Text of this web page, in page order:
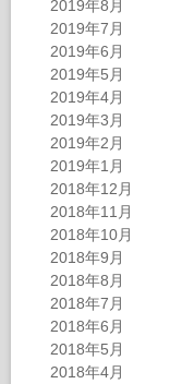
2019年8月
2019年7月
2019年6月
2019年5月
2019年4月
2019年3月
2019年2月
2019年1月
2018年12月
2018年11月
2018年10月
2018年9月
2018年8月
2018年7月
2018年6月
2018年5月
2018年4月